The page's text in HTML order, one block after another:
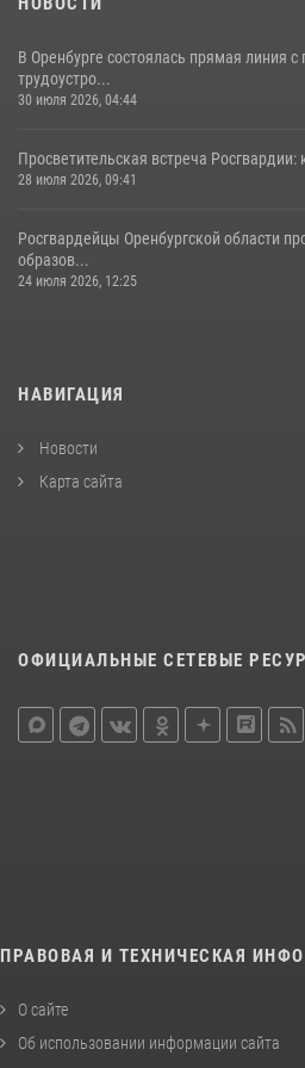
В Оренбурге состоялась прямая линия
трудоустро...
30 июля 2026, 04:44
Просветительская встреча
28 июля 2026, 09:41
Росгвардейцы Оренбургской области
образов...
24 июля 2026, 12:25
НАВИГАЦИЯ
Новости
Карта сайта
ОФИЦИАЛЬНЫЕ СЕТЕВЫЕ
ПРАВОВАЯ И ТЕХНИЧЕСКАЯ
О сайте
Об использовании информации сайта